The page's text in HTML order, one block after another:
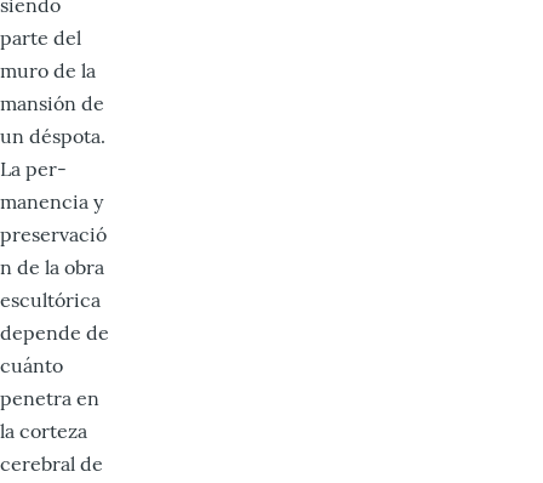
siendo
parte del
muro de la
mansión de
un déspota.
La per­
manencia y
preservació
n de la obra
escultórica
depende de
cuánto
penetra en
la corteza
cerebral de